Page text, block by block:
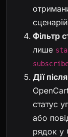
Фільтр
лише
Дії
статус
або
рядок у